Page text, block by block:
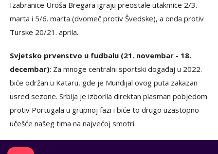
Izabranice Uroša Bregara igraju preostale utakmice 2/3.
marta i 5/6. marta (dvomeč protiv Švedske), a onda protiv
Turske 20/21. aprila.
Svjetsko prvenstvo u fudbalu (21. novembar - 18.
decembar): Za mnoge centralni sportski događaj u 2022.
biće održan u Kataru, gde je Mundijal ovog puta zakazan
usred sezone. Srbija je izborila direktan plasman pobjedom
protiv Portugala u grupnoj fazi i biće to drugo uzastopno
učešće našeg tima na najvećoj smotri.